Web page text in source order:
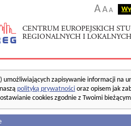
AA A
umożliwiających zapisywanie informacji na
polityką prywatności oraz opisem jak
cookies zgodnie z Twoimi